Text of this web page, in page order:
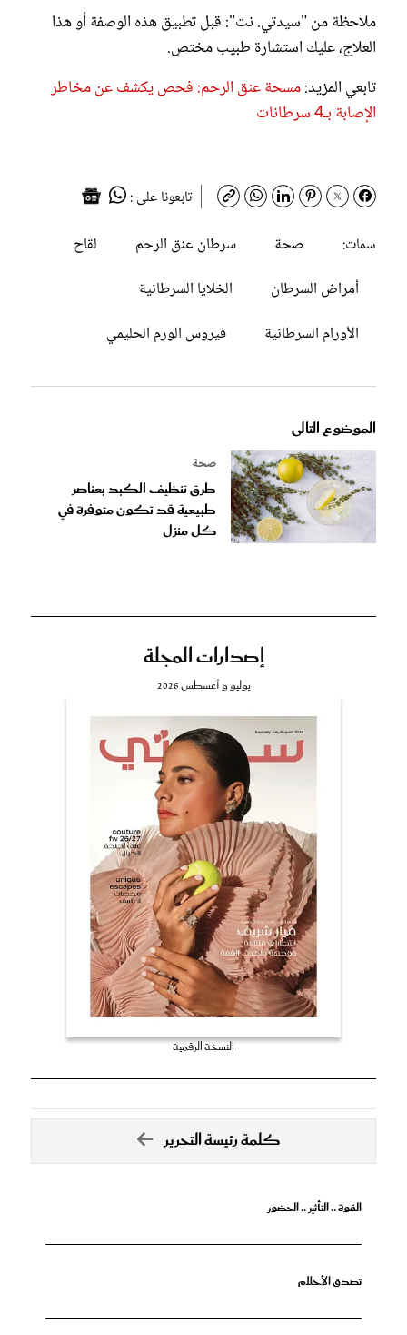
ملاحظة من "سيدتي. نت": قبل تطبيق هذه الوصفة أو هذا
العلاج، عليك استشارة طبيب مختص.
تابعي المزيد:مسحة عنق الرحم: فحص يكشف عن مخاطر
الإصابة بـ4 سرطانات
تابعونا على :
سمات:
صحة سرطان عنق الرحم
لقاح
أمراض السرطان
الخلايا السرطانية
الأورام السرطانية
فيروس الورم الحليمي
الموضوع التالى
صحة
طرق تنظيف الكبد بعناصر
طبيعية قد تكون متوفرة في
كل منزل
إصدارات المجلة
يوليو و أغسطس 2026
النسخة الرقمية
كلمة رئيسة التحرير
القوة .. التأثير .. الحضور
تصدق الأحلام